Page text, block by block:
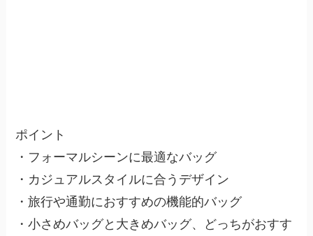
ポイント
・フォーマルシーンに最適なバッグ
・カジュアルスタイルに合うデザイン
・旅行や通勤におすすめの機能的バッグ
・小さめバッグと大きめバッグ、どっちがおすす